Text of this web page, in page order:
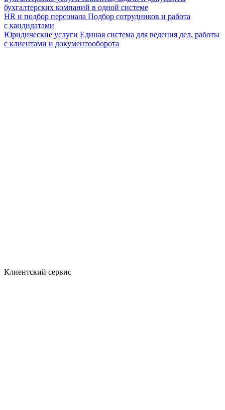
бухгалтерских компаний в одной системе
HR и подбор персонала Подбор сотрудников и работа
с кандидатами
Юридические услуги Единая система для ведения дел, работы
с клиентами и документооборота
Клиентский сервис